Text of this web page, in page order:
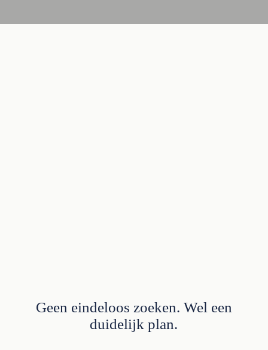
Geen eindeloos zoeken. Wel een
duidelijk plan.